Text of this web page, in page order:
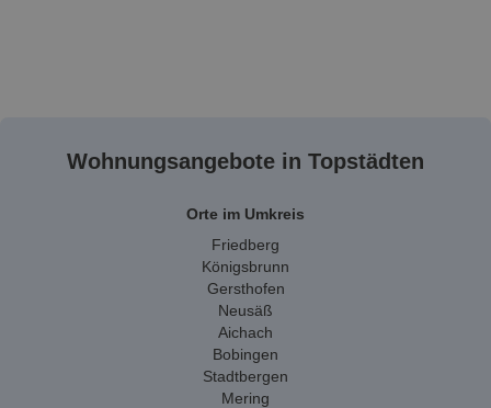
Wohnungsangebote in Topstädten
Orte im Umkreis
Friedberg
Königsbrunn
Gersthofen
Neusäß
Aichach
Bobingen
Stadtbergen
Mering